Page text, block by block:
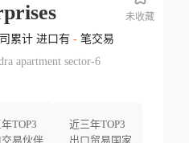
累计 进口有 -笔交易
apartment sector-6
TOP3
易伙伴
近三年TOP3
出口贸易国家
未收藏